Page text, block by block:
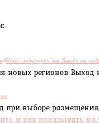
индустрии для выхода на
новых регионов
при выборе